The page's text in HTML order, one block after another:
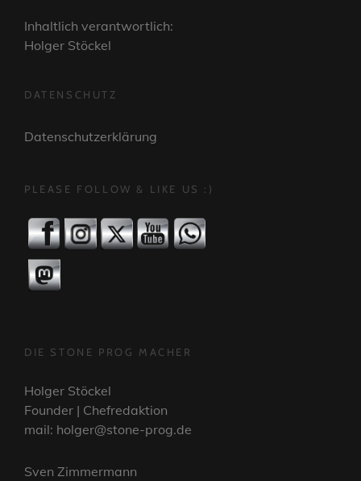
Inhaltlich verantwortlich:
Holger Stöckel
DATENSCHUTZ
Datenschutzerklärung
PLEASE FOLLOW & LIKE US :)
DIE STONE PROG MACHER
Holger Stöckel
Founder | Chefredaktion
mail: holger@stone-prog.de
Sven Zimmermann